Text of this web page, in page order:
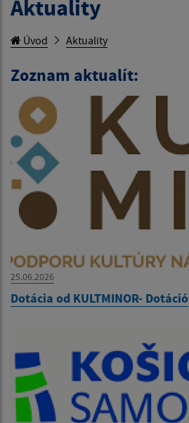
Aktuality
Úvod Aktuality
Zoznam aktualít:
25.06.2026
Dotácia od KULTMINOR- Dotáció